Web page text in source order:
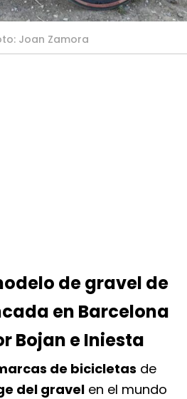
Joan Zamora
de gravel de
en Barcelona
Bojan e Iniesta
de bicicletas de
del gravel en el mundo